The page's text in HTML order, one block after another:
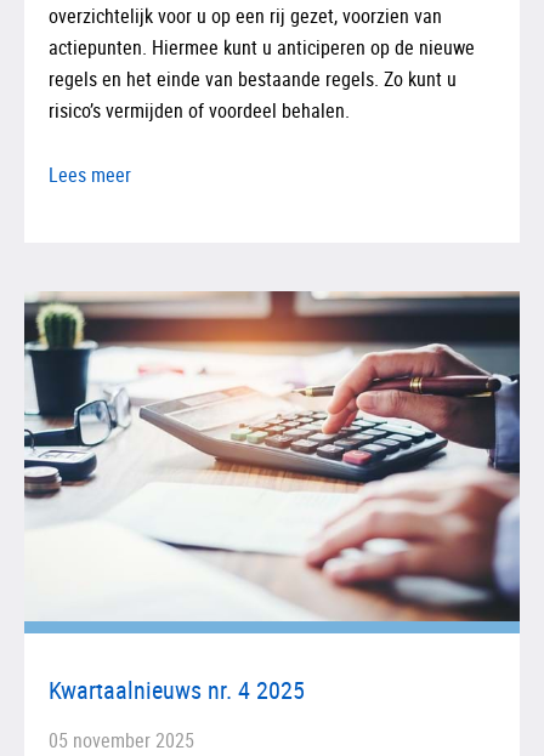
overzichtelijk voor u op een rij gezet, voorzien van
actiepunten. Hiermee kunt u anticiperen op de nieuwe
regels en het einde van bestaande regels. Zo kunt u
risico’s vermijden of voordeel behalen.
Lees meer
Kwartaalnieuws nr. 4 2025
05 november 2025